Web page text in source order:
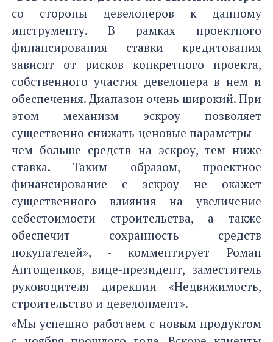
со стороны девелоперов к данному
инструменту. В рамках проектного
финансирования ставки кредитования
зависят от рисков конкретного проекта,
собственного участия девелопера в нем и
обеспечения. Диапазон очень широкий. При
этом механизм эскроу позволяет
существенно снижать ценовые параметры –
чем больше средств на эскроу, тем ниже
ставка. Таким образом, проектное
финансирование с эскроу не окажет
существенного влияния на увеличение
себестоимости строительства, а также
обеспечит сохранность средств
покупателей», - комментирует Роман
Антощенков, вице-президент, заместитель
руководителя дирекции «Недвижимость,
строительство и девелопмент».
«Мы успешно работаем с новым продуктом